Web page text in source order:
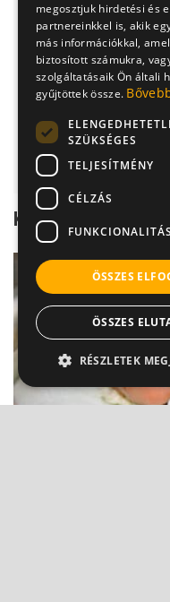
Kardiomiopátia
megosztjuk hirdetési és
partnereinkkel is, akik
más információkkal,
biztosított számukra,
szolgáltatásaik Ön általi
gyűjtöttek össze.
SZÜKSÉGES
TELJESÍTMÉNY
CÉLZÁS
FUNKCIONALITÁS
ÖSSZES
ÖSSZES
RÉSZLETEK